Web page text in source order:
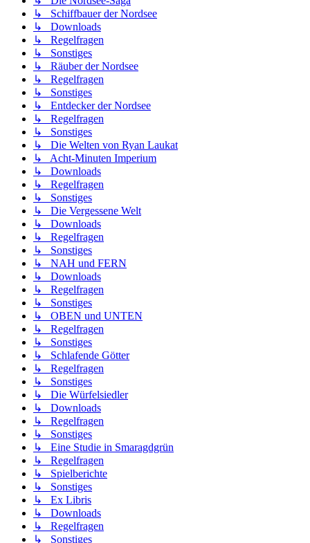
↳ Schiffbauer der Nordsee
↳ Downloads
↳ Regelfragen
↳ Sonstiges
↳ Räuber der Nordsee
↳ Regelfragen
↳ Sonstiges
↳ Entdecker der Nordsee
↳ Regelfragen
↳ Sonstiges
↳ Die Welten von Ryan Laukat
↳ Acht-Minuten Imperium
↳ Downloads
↳ Regelfragen
↳ Sonstiges
↳ Die Vergessene Welt
↳ Downloads
↳ Regelfragen
↳ Sonstiges
↳ NAH und FERN
↳ Downloads
↳ Regelfragen
↳ Sonstiges
↳ OBEN und UNTEN
↳ Regelfragen
↳ Sonstiges
↳ Schlafende Götter
↳ Regelfragen
↳ Sonstiges
↳ Die Würfelsiedler
↳ Downloads
↳ Regelfragen
↳ Sonstiges
↳ Eine Studie in Smaragdgrün
↳ Regelfragen
↳ Spielberichte
↳ Sonstiges
↳ Ex Libris
↳ Downloads
↳ Regelfragen
↳ Sonstiges